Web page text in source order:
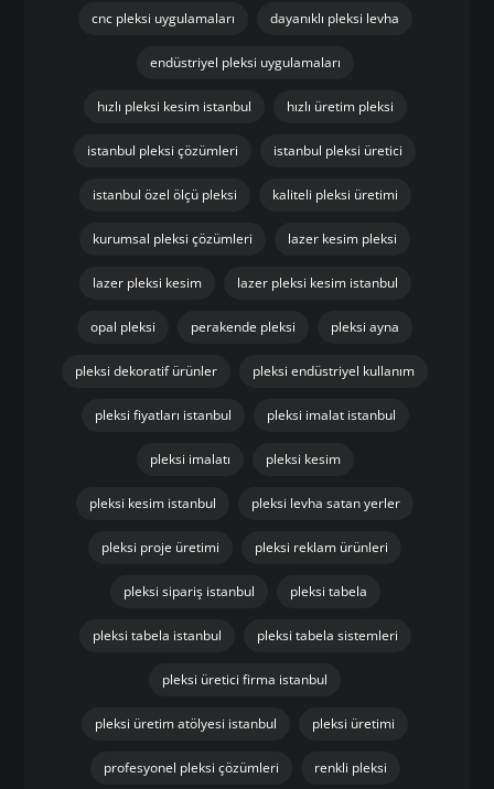
cnc pleksi uygulamaları dayanıklı pleksi levha
endüstriyel pleksi uygulamaları
hızlı pleksi kesim istanbul hızlı üretim pleksi
istanbul pleksi çözümleri istanbul pleksi üretici
istanbul özel ölçü pleksi kaliteli pleksi üretimi
kurumsal pleksi çözümleri lazer kesim pleksi
lazer pleksi kesim lazer pleksi kesim istanbul
opal pleksi perakende pleksi pleksi ayna
pleksi dekoratif ürünler pleksi endüstriyel kullanım
pleksi fiyatları istanbul pleksi imalat istanbul
pleksi imalatı pleksi kesim
pleksi kesim istanbul pleksi levha satan yerler
pleksi proje üretimi pleksi reklam ürünleri
pleksi sipariş istanbul pleksi tabela
pleksi tabela istanbul pleksi tabela sistemleri
pleksi üretici firma istanbul
pleksi üretim atölyesi istanbul pleksi üretimi
profesyonel pleksi çözümleri renkli pleksi